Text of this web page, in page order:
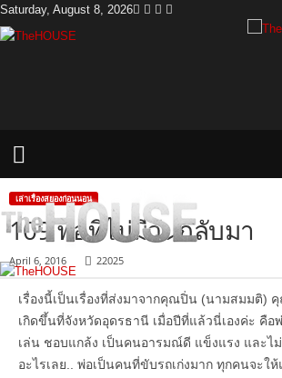
Saturday, August 8, 2026
เล่าเรื่องสยองก่อนนอน
109 พ่อที่ไม่มีวันกลับมา
April 6, 2016 22025
เรื่องนี้เป็นเรื่องที่ส่งมาจากคุณปิ่น (นามสมมติ)
เกิดขึ้นที่จังหวัดอุดรธานี เมื่อปีที่แล้วนี่เองค่ะ คื
เล่น ชอบแกล้ง เป็นคนอารมณ์ดี แข็งแรง และไ
อะไรเลย.. พ่อเป็นคนที่ขับรถเก่งมาก ทุกคนจะใ